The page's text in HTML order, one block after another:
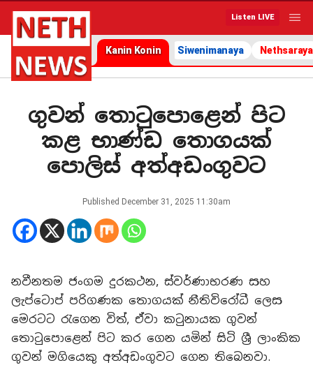
Listen LIVE
Kanin Konin Siwenimanaya Nethsaraya
ගුවන් තොටුපොළෙන් පිට
කළ භාණ්ඩ තොගයක්
පොලිස් අත්අඩංගුවට
Published December 31, 2025 11:30am
නවීනතම ජංගම දුරකථන, ස්වර්ණාභරණ සහ
ලැප්ටොප් පරිගණක තොගයක් නීතිවිරෝධී ලෙස
මෙරටට රැගෙන විත්, ඒවා කටුනායක ගුවන්
තොටුපොළෙන් පිට කර ගෙන යමින් සිටි ශ්‍රී ලාංකික
ගුවන් මගියෙකු අත්අඩංගුවට ගෙන තිබෙනවා.